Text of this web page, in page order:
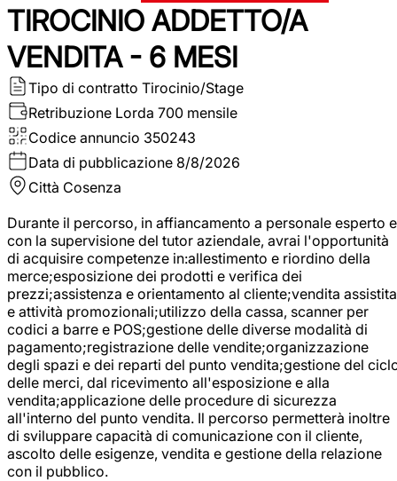
TIROCINIO ADDETTO/A
VENDITA - 6 MESI
Tipo di contratto Tirocinio/Stage
Retribuzione Lorda 700 mensile
Codice annuncio 350243
Data di pubblicazione 8/8/2026
Città Cosenza
Durante il percorso, in affiancamento a personale esperto e
con la supervisione del tutor aziendale, avrai l'opportunità
di acquisire competenze in:allestimento e riordino della
merce;esposizione dei prodotti e verifica dei
prezzi;assistenza e orientamento al cliente;vendita assistita
e attività promozionali;utilizzo della cassa, scanner per
codici a barre e POS;gestione delle diverse modalità di
pagamento;registrazione delle vendite;organizzazione
degli spazi e dei reparti del punto vendita;gestione del
delle merci, dal ricevimento all'esposizione e alla
vendita;applicazione delle procedure di sicurezza
all'interno del punto vendita. Il percorso permetterà inoltre
di sviluppare capacità di comunicazione con il cliente,
ascolto delle esigenze, vendita e gestione della relazione
con il pubblico.